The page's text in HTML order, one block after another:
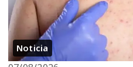
Noticia